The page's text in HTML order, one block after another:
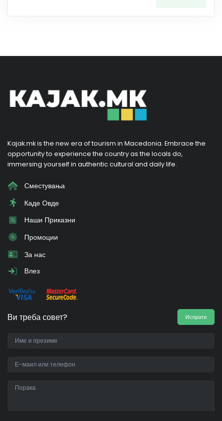
Kajak.mk is the new era of tourism in Macedonia. Embrace the
opportunity to experience the country as the locals do,
immersing yourself in authentic cultural and daily life.
Сместувања
Каде Овде
Наши Приказни
Промоции
За нас
Влез
Ви треба совет? Испрати